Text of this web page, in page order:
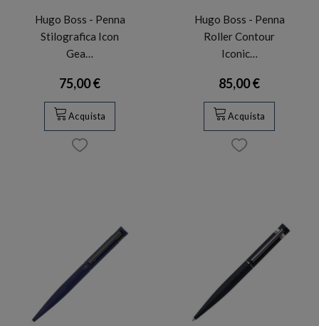
Hugo Boss - Penna
Stilografica Icon
Gea…
75,00 €
Acquista
Hugo Boss - Penna
Roller Contour
Iconic…
85,00 €
Acquista